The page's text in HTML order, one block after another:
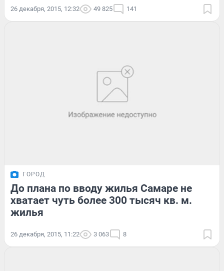
26 декабря, 2015, 12:32 49 825 141
ГОРОД
До плана по вводу жилья Самаре не
хватает чуть более 300 тысяч кв. м.
жилья
26 декабря, 2015, 11:22 3 063 8